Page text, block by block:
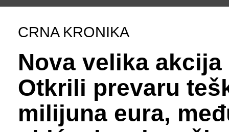
CRNA KRONIKA
Nova velika akcija
Otkrili prevaru
milijuna eura,